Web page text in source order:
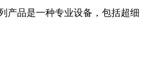
产品是一种专业设备，包括超细